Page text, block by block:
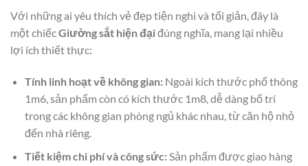
Với những ai yêu thích vẻ đẹp tiện nghi và tối giản, đây là
một chiếcGiường sắt hiện đạiđúng nghĩa, mang lại nhiều
lợi ích thiết thực:
Tính linh hoạt về không gian:Ngoài kích thước phổ thông
1m6, sản phẩm còn có kích thước 1m8, dễ dàng bố trí
trong các không gian phòng ngủ khác nhau, từ căn hộ nhỏ
đến nhà riêng.
Tiết kiệm chi phí và công sức:Sản phẩm được giao hàng